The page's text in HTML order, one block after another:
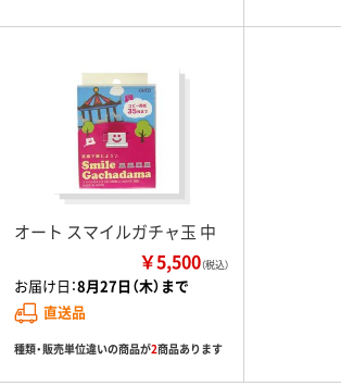
オート スマイルガチャ玉 中
￥5,500（税込）
お届け日：8月27日（木）まで
直送品
種類・販売単位違いの商品が2商品あります